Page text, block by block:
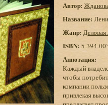
Автор:
Название:
Жанр: Деловая
ISBN: 5-394-
Аннотация:
Каждый
чтобы
компании
привлекая